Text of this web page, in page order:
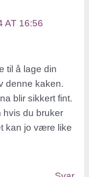
AT 16:56
til å lage din
denne kaken.
blir sikkert fint.
hvis du bruker
kan jo være like